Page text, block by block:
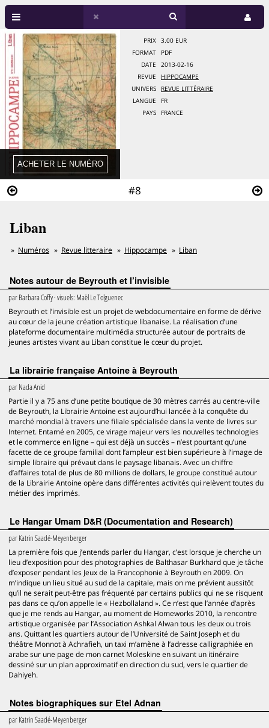
#8
PRIX
3.00 EUR
FORMAT
PDF
DATE
2013-02-16
REVUE
HIPPOCAMPE
UNIVERS
REVUE LITTÉRAIRE
LANGUE
FR
PAYS
FRANCE
Liban
Numéros Revue litteraire Hippocampe Liban
Notes autour de Beyrouth et l’invisible
parBarbara Coffy· visuels: Maël Le Tolguenec
Beyrouth et l’invisible est un projet de webdocumentaire en forme de dérive
au cœur de la jeune création artistique libanaise. La réalisation d’une
plateforme documentaire multimédia structurée autour de portraits de
jeunes artistes vivant au Liban constitue le cœur du projet.
La librairie française Antoine à Beyrouth
parNada Anid
Partie il y a 75 ans d’une petite boutique de 30 mètres carrés au centre-ville
de Beyrouth, la Librairie Antoine est aujourd’hui lancée à la conquête du
marché mondial à travers une filiale spécialisée dans la vente de livres sur
Internet. Entamé en 2005, ce virage majeur vers les nouvelles technologies
et le commerce en ligne – qui est déjà un succès – n’est pourtant qu’une
facette de ce groupe familial dont l’ampleur est bien supérieure à l’image de
simple libraire qui prévaut dans le paysage libanais. Avec un chiffre
d’affaires total de plus de 80 millions de dollars, le groupe constitué autour
de la Librairie Antoine opère dans différentes activités qui relèvent toutes du
métier des imprimés.
Le Hangar Umam D&R (Documentation and Research)
parKatrin Saadé-Meyenberger
La première fois que j’entends parler du Hangar, c’est lorsque je cherche un
lieu d’exposition pour des photographies de Balthasar Burkhard que je tâche
d’exposer pendant les Jeux de la Francophonie à Beyrouth en 2009. On
m’indique un lieu situé au sud de la capitale, mais on me prévient aussitôt
qu’il ne serait peut-être pas fréquenté par certains publics qui ne se risquent
pas dans ce qu’on appelle le « Hezbollaland ». Ce n’est que l’année d’après
que je me rends au Hangar, au moment de Homeworks 2010, la rencontre
artistique organisée par l’Association Ashkal Alwan tous les deux ou trois
ans. Quittant les quartiers autour de l’Université de Saint Joseph et du
théâtre Monnot à Achrafieh, un taxi m’amène à l’adresse calligraphiée en
arabe sur une page de mon carnet Moleskine en suivant un itinéraire
dessiné sur un plan approximatif en direction du sud, vers le quartier de
Dahiyeh.
Notes biographiques sur Etel Adnan
parKatrin Saadé-Meyenberger